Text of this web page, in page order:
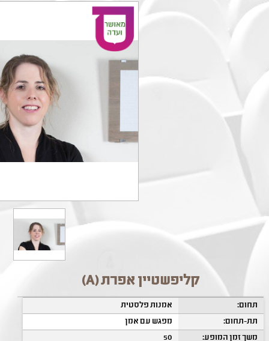
קליפשטיין אפרת (A)
תחום:
אמנות פלסטית
תת-תחום:
מפגש עם אמן
משך זמן המופע:
50